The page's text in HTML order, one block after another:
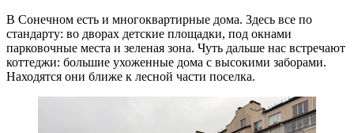
В Сонечном есть и многоквартирные дома. Здесь все по
стандарту: во дворах детские площадки, под окнами
парковочные места и зеленая зона. Чуть дальше нас встречают
коттеджи: большие ухоженные дома с высокими заборами.
Находятся они ближе к лесной части поселка.